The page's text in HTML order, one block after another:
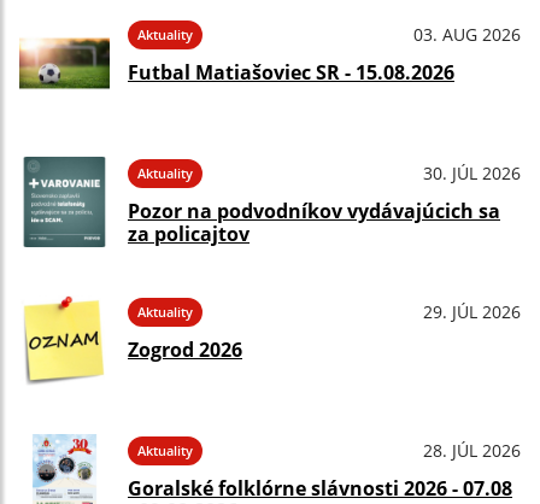
Aktuality 03. AUG 2026
Futbal Matiašoviec SR - 15.08.2026
Aktuality 30. JÚL 2026
Pozor na podvodníkov vydávajúcich sa
za policajtov
Aktuality 29. JÚL 2026
Zogrod 2026
Aktuality 28. JÚL 2026
Goralské folklórne slávnosti 2026 - 07.08